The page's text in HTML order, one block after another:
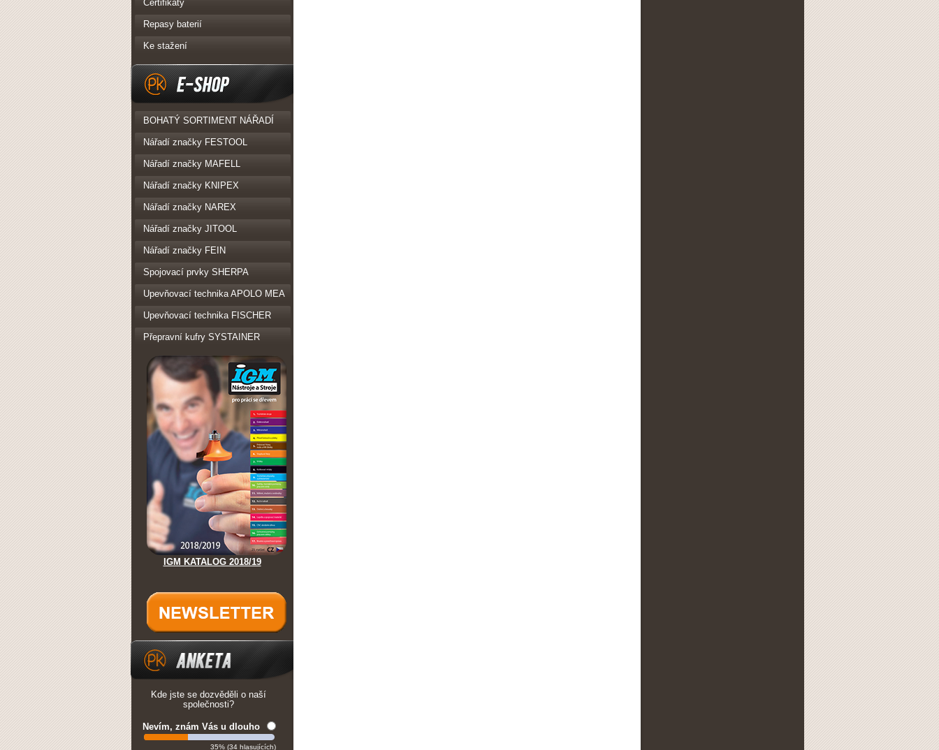
Certifikáty
Repasy baterií
Ke stažení
eshop
BOHATÝ SORTIMENT NÁŘADÍ
Nářadí značky FESTOOL
Nářadí značky MAFELL
Nářadí značky KNIPEX
Nářadí značky NAREX
Nářadí značky JITOOL
Nářadí značky FEIN
Spojovací prvky SHERPA
Upevňovací technika APOLO MEA
Upevňovací technika FISCHER
Přepravní kufry SYSTAINER
IGM KATALOG 2018/19
Kde jste se dozvěděli o naší
společnosti?
Nevím, znám Vás u dlouho
35% (34 hlasujících)